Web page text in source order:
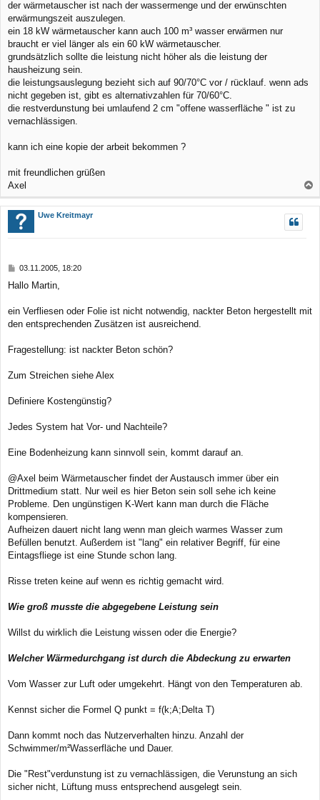
r
a
der wärmetauscher ist nach der wassermenge und der erwünschten
erwärmungszeit auszulegen.
ein 18 kW wärmetauscher kann auch 100 m³ wasser erwärmen nur
braucht er viel länger als ein 60 kW wärmetauscher.
grundsätzlich sollte die leistung nicht höher als die leistung der
hausheizung sein.
die leistungsauslegung bezieht sich auf 90/70°C vor / rücklauf. wenn ads
nicht gegeben ist, gibt es alternativzahlen für 70/60°C.
die restverdunstung bei umlaufend 2 cm "offene wasserfläche " ist zu
vernachlässigen.
kann ich eine kopie der arbeit bekommen ?
mit freundlichen grüßen
Axel
a
Uwe Kreitmayr
B
i
r
a
03.11.2005, 18:20
Hallo Martin,
ein Verfliesen oder Folie ist nicht notwendig, nackter Beton hergestellt mit
den entsprechenden Zusätzen ist ausreichend.
Fragestellung: ist nackter Beton schön?
Zum Streichen siehe Alex
Definiere Kostengünstig?
Jedes System hat Vor- und Nachteile?
Eine Bodenheizung kann sinnvoll sein, kommt darauf an.
@Axel beim Wärmetauscher findet der Austausch immer über ein
Drittmedium statt. Nur weil es hier Beton sein soll sehe ich keine
Probleme. Den ungünstigen K-Wert kann man durch die Fläche
kompensieren.
Aufheizen dauert nicht lang wenn man gleich warmes Wasser zum
Befüllen benutzt. Außerdem ist "lang" ein relativer Begriff, für eine
Eintagsfliege ist eine Stunde schon lang.
Risse treten keine auf wenn es richtig gemacht wird.
Wie groß musste die abgegebene Leistung sein
Willst du wirklich die Leistung wissen oder die Energie?
Welcher Wärmedurchgang ist durch die Abdeckung zu erwarten
Vom Wasser zur Luft oder umgekehrt. Hängt von den Temperaturen ab.
Kennst sicher die Formel Q punkt = f(k;A;Delta T)
Dann kommt noch das Nutzerverhalten hinzu. Anzahl der
Schwimmer/m²Wasserfläche und Dauer.
Die "Rest"verdunstung ist zu vernachlässigen, die Verunstung an sich
sicher nicht, Lüftung muss entsprechend ausgelegt sein.